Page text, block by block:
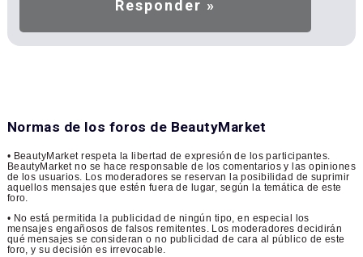
Normas de los foros de BeautyMarket
• BeautyMarket respeta la libertad de expresión de los participantes.
BeautyMarket no se hace responsable de los comentarios y las opiniones
de los usuarios. Los moderadores se reservan la posibilidad de suprimir
aquellos mensajes que estén fuera de lugar, según la temática de este
foro.
• No está permitida la publicidad de ningún tipo, en especial los
mensajes engañosos de falsos remitentes. Los moderadores decidirán
qué mensajes se consideran o no publicidad de cara al público de este
foro, y su decisión es irrevocable.